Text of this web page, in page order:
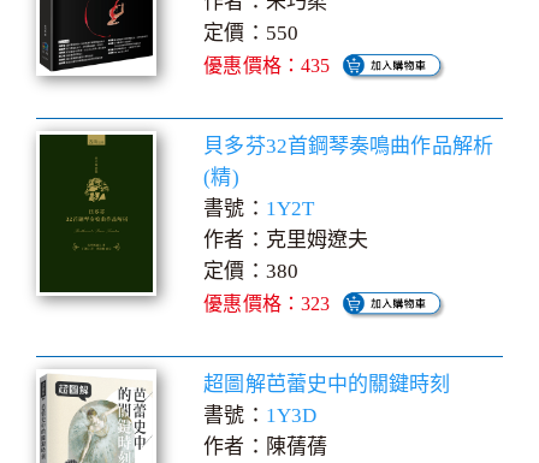
定價：550
優惠價格：435
貝多芬32首鋼琴奏鳴曲作品解析
(精)
書號： 1Y2T
作者：克里姆遼夫
定價：380
優惠價格：323
超圖解芭蕾史中的關鍵時刻
書號： 1Y3D
作者：陳蒨蒨